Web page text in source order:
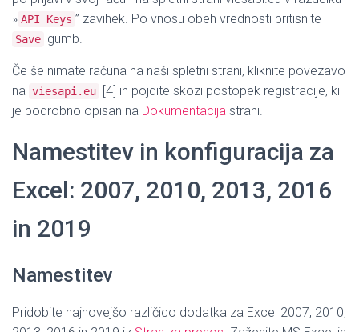
» API Keys ” zavihek. Po vnosu obeh vrednosti pritisnite
Save gumb.
Če še nimate računa na naši spletni strani, kliknite povezavo
na viesapi.eu
[4] in pojdite skozi postopek registracije, ki
je podrobno opisan na Dokumentacija strani.
Namestitev in konfiguracija za
Excel: 2007, 2010, 2013, 2016
in 2019
Namestitev
Pridobite najnovejšo različico dodatka za Excel 2007, 2010,